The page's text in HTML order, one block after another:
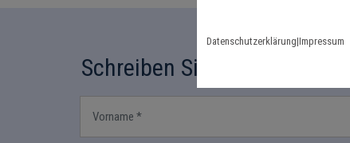
Schreiben Sie uns eine
Datenschutzerklärung|Impressum